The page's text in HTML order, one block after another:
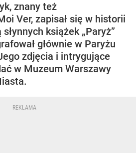
znany też
Ver, zapisał się w historii
książek „Paryż”
głównie w Paryżu
zdjęcia i intrygujące
w Muzeum Warszawy